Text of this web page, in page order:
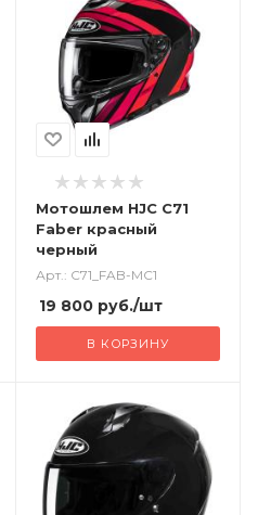
Мотошлем HJC C71
Faber красный
черный
Арт.: C71_FAB-MC1
19 800руб./шт
В КОРЗИНУ